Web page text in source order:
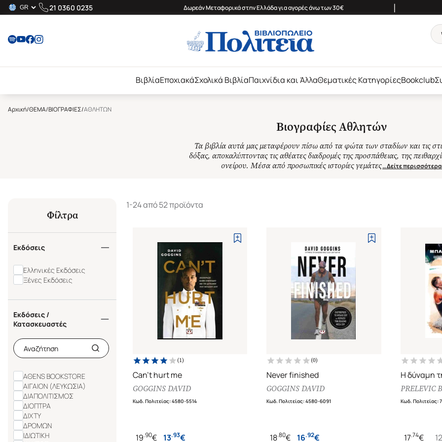
21 0360 0235 Δωρεάν Μεταφορικά στην Ελλάδα για αγορές άνω των 30€ |
ΒιβλίαΕποχιακάΣχολικά ΒιβλίαΠαιχνίδια και ΆλλαΘεματικές ΚατηγορίεςBookclub
Αρχική/ΘΕΜΑ/ΒΙΟΓΡΑΦΙΕΣ/ΑΘΛΗΤΩΝ
Βιογραφίες Αθλητών
Τα βιβλία αυτά μας μεταφέρουν πίσω από τα φώτα των σταδίων και τις
δόξας, αποκαλύπτοντας τις αθέατες διαδρομές της προσπάθειας, της
ονείρου. Μέσα από προσωπικές ιστορίες γεμάτες…Δείτε περισσότερα
Φίλτρα
Εκδόσεις
Ελληνικές Εκδόσεις
Ξένες Εκδόσεις
Εκδόσεις /
Κατασκευαστές
ΑΘΕΝS BOOKSTORE
ΑΙΓΑΙΟΝ (ΛΕΥΚΩΣΙΑ)
ΔΙΑΠΟΛΙΤΙΣΜΟΣ
ΔΙΟΠΤΡΑ
ΔΙΧΤΥ
ΔΡΟΜΩΝ
ΙΔΙΩΤΙΚΗ
1-24 από 52 προϊόντα
(1)
Can't hurt me
GOGGINS DAVID
Κωδ. Πολιτείας:4580-5514
19.90€ 13.93€
(0)
Never finished
GOGGINS DAVID
Κωδ. Πολιτείας:4580-6091
18.80€ 16.92€
Η δύναμη
PRELEVIC
Κωδ. Πολιτείας:
17.74€ 12